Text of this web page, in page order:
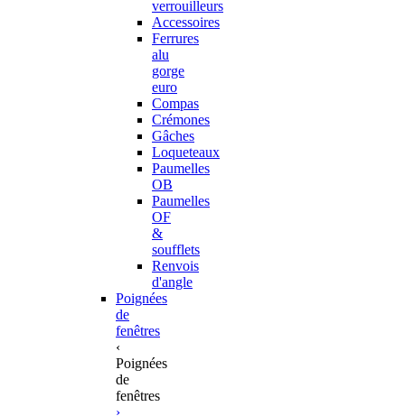
verrouilleurs
Accessoires
Ferrures
alu
gorge
euro
Compas
Crémones
Gâches
Loqueteaux
Paumelles
OB
Paumelles
OF
&
soufflets
Renvois
d'angle
Poignées
de
fenêtres
‹
Poignées
de
fenêtres
›